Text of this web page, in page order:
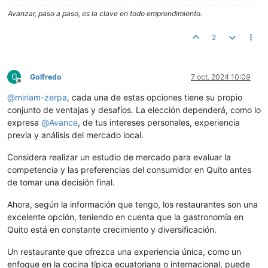
Avanzar, paso a paso, es la clave en todo emprendimiento.
2
G
Desconectado
Golfredo 7 oct. 2024 10:09
@miriam-zerpa, cada una de estas opciones tiene su propio
conjunto de ventajas y desafíos. La elección dependerá, como lo
expresa @Avance, de tus intereses personales, experiencia
previa y análisis del mercado local.
Considera realizar un estudio de mercado para evaluar la
competencia y las preferencias del consumidor en Quito antes
de tomar una decisión final.
Ahora, según la información que tengo, los restaurantes son una
excelente opción, teniendo en cuenta que la gastronomía en
Quito está en constante crecimiento y diversificación.
Un restaurante que ofrezca una experiencia única, como un
enfoque en la cocina típica ecuatoriana o internacional, puede